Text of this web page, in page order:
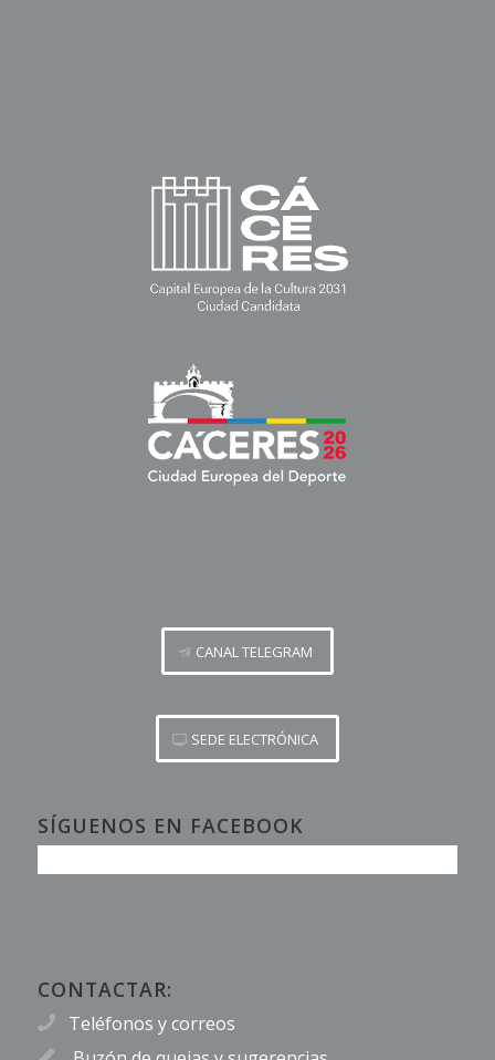
CANAL TELEGRAM
SEDE ELECTRÓNICA
SÍGUENOS EN FACEBOOK
CONTACTAR:
Teléfonos y correos